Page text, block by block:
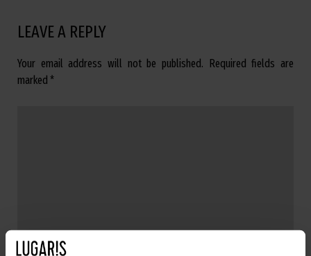
LEAVE A REPLY
Your email address will not be published. Required fields are
marked *